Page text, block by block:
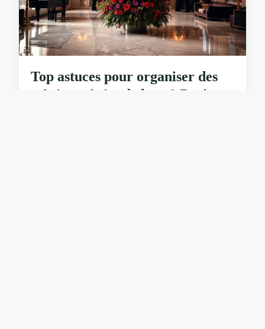
Top astuces pour organiser des
soirées privées de luxe à Paris